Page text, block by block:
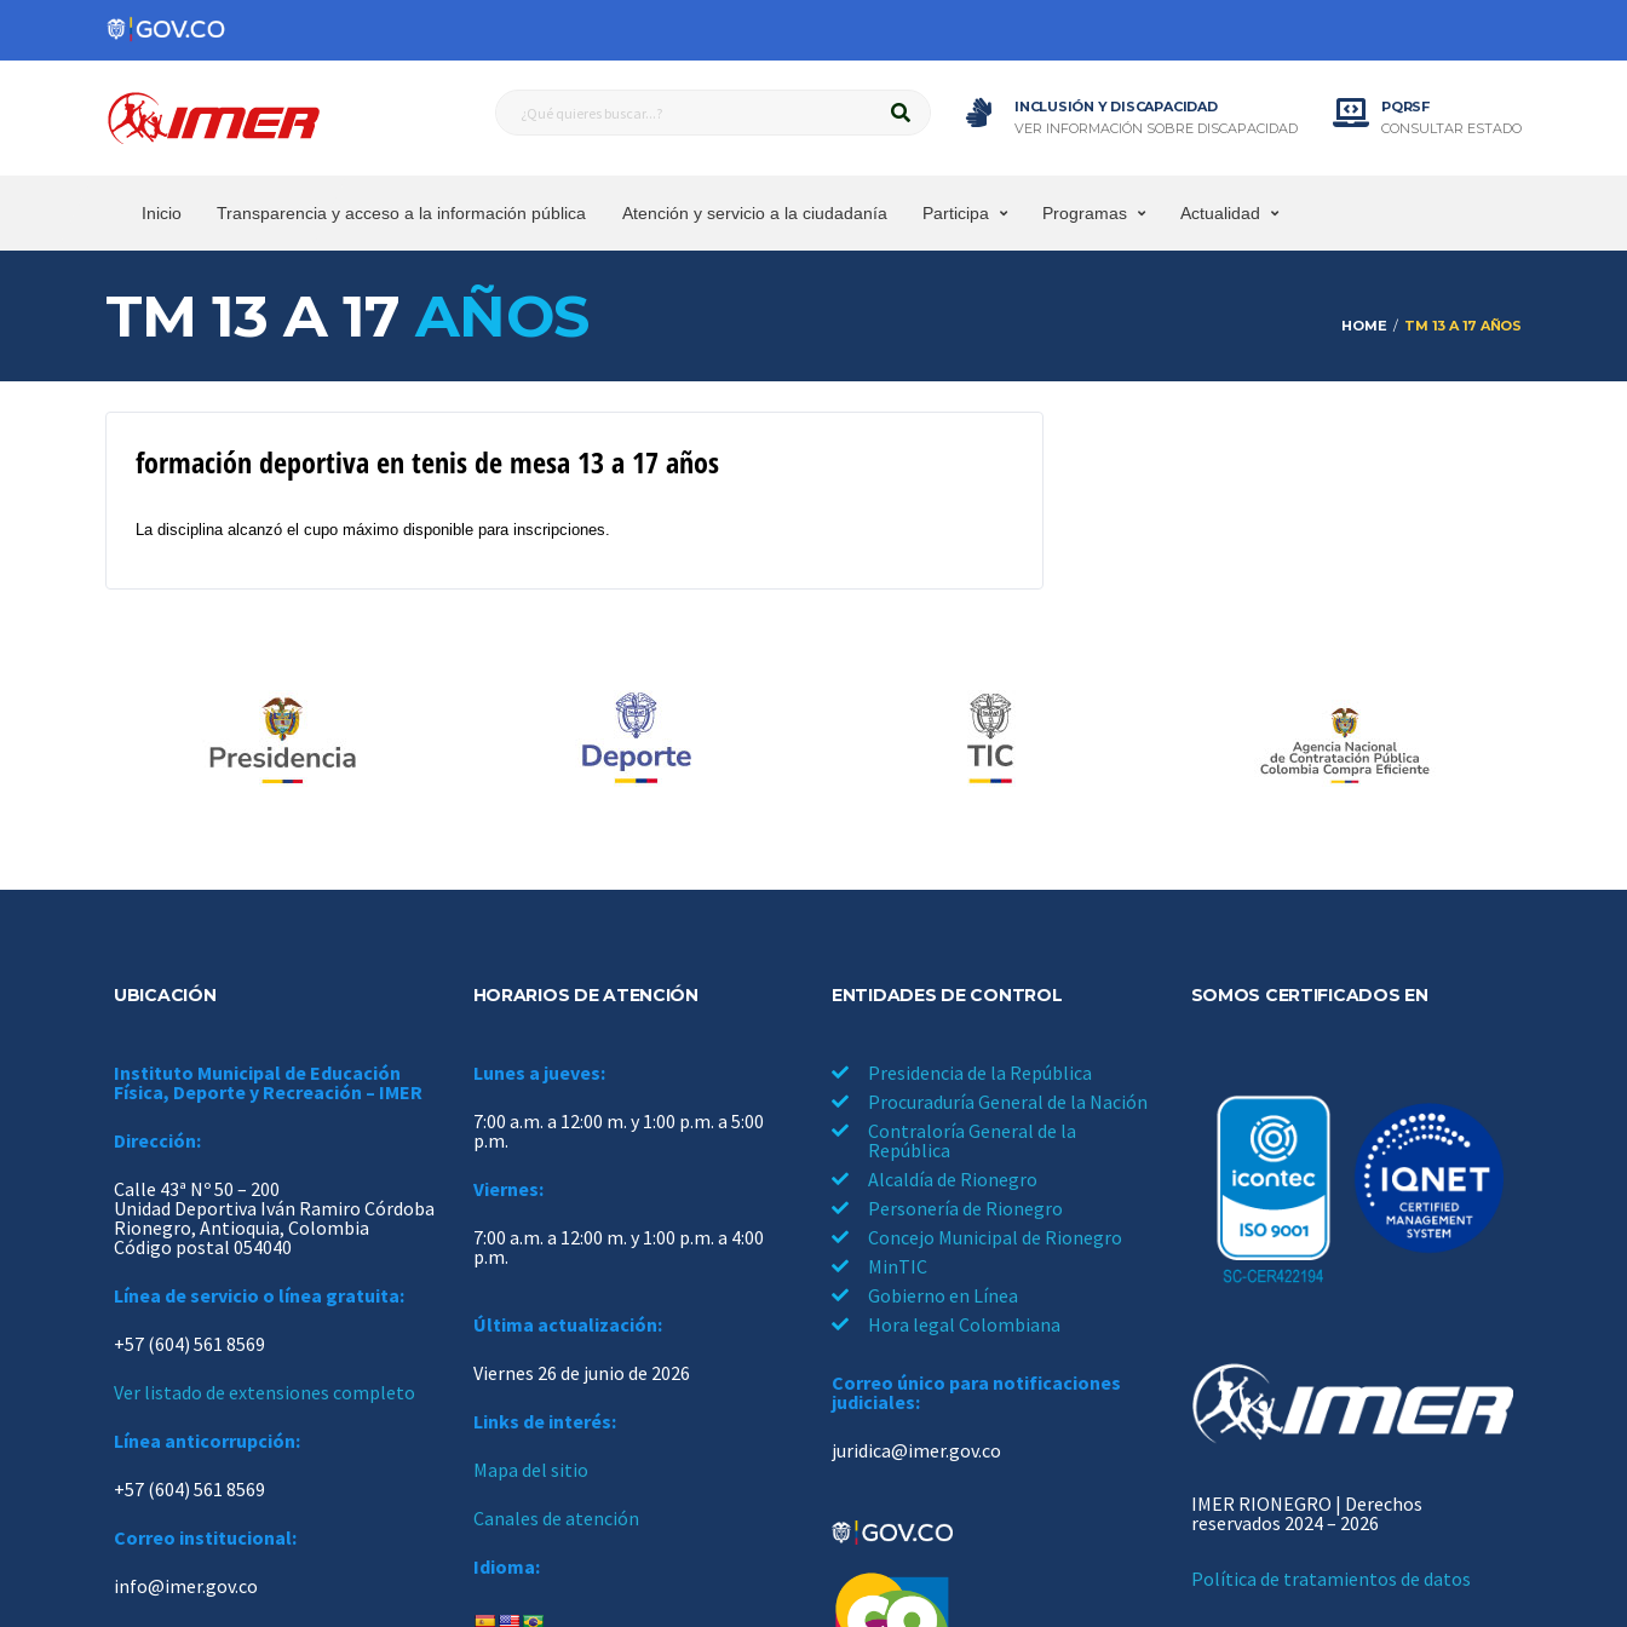
INCLUSIÓN Y DISCAPACIDAD
VER INFORMACIÓN SOBRE DISCAPACIDAD
PQRSF
CONSULTAR ESTADO
Inicio Transparencia y acceso a la información pública Atención y servicio a la ciudadanía Participa Programas Actualidad
TM 13 A 17AÑOS HOME TM 13 A 17 AÑOS
formación deportiva en tenis de mesa 13 a 17 años
La disciplina alcanzó el cupo máximo disponible para inscripciones.
UBICACIÓN
Instituto Municipal de Educación
Física, Deporte y Recreación – IMER
Dirección:
Calle 43ª Nº 50 – 200
Unidad Deportiva Iván Ramiro Córdoba
Rionegro, Antioquia, Colombia
Código postal 054040
Línea de servicio o línea gratuita:
+57 (604) 561 8569
Ver listado de extensiones completo
Línea anticorrupción:
+57 (604) 561 8569
Correo institucional:
info@imer.gov.co
HORARIOS DE ATENCIÓN
Lunes a jueves:
7:00 a.m. a 12:00 m. y 1:00 p.m. a 5:00
p.m.
Viernes:
7:00 a.m. a 12:00 m. y 1:00 p.m. a 4:00
p.m.
Última actualización:
Viernes 26 de junio de 2026
Links de interés:
Mapa del sitio
Canales de atención
Idioma:
ENTIDADES DE CONTROL
Presidencia de la República
Procuraduría General de la Nación
Contraloría General de la
República
Alcaldía de Rionegro
Personería de Rionegro
Concejo Municipal de Rionegro
MinTIC
Gobierno en Línea
Hora legal Colombiana
Correo único para notificaciones
judiciales:
juridica@imer.gov.co
SOMOS CERTIFICADOS EN
IMER RIONEGRO | Derechos
reservados 2024 – 2026
Política de tratamientos de datos